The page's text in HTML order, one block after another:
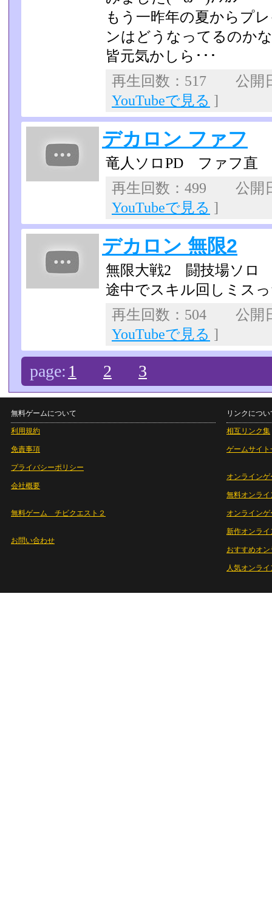
もう一昨年の夏からプ
ンはどうなってるのか
皆元気かしら･･･
再生回数：517 公開
YouTubeで見る ]
デカロン ファフ
竜人ソロPD ファフ直
再生回数：499 公
YouTubeで見る ]
デカロン 無限2
無限大戦2 闘技場ソロ
途中でスキル回しミス
再生回数：504 公開
YouTubeで見る ]
page: 1 2 3
無料ゲームについて
利用規約
免責事項
プライバシーポリシー
会社概要
無料ゲーム チビクエスト２
お問い合わせ
リンクについ
相互リンク集
ゲームサイト
オンラインゲ
無料オンライ
オンライン
新作オンライ
おすすめオ
人気オンラ